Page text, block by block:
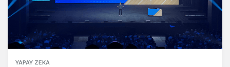
YAPAY ZEKA